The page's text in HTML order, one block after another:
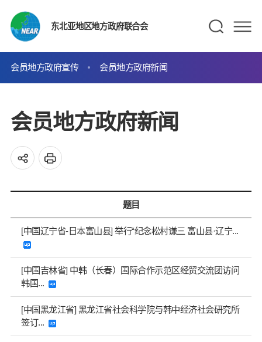
东北亚地区地方政府联合会
会员地方政府宣传 会员地方政府新闻
会员地方政府新闻
题目
[中国辽宁省-日本富山县] 举行“纪念松村谦三 富山县·辽宁...
[中国吉林省] 中韩（长春）国际合作示范区经贸交流团访问
韩国...
[中国黑龙江省] 黑龙江省社会科学院与韩中经济社会研究所
签订...